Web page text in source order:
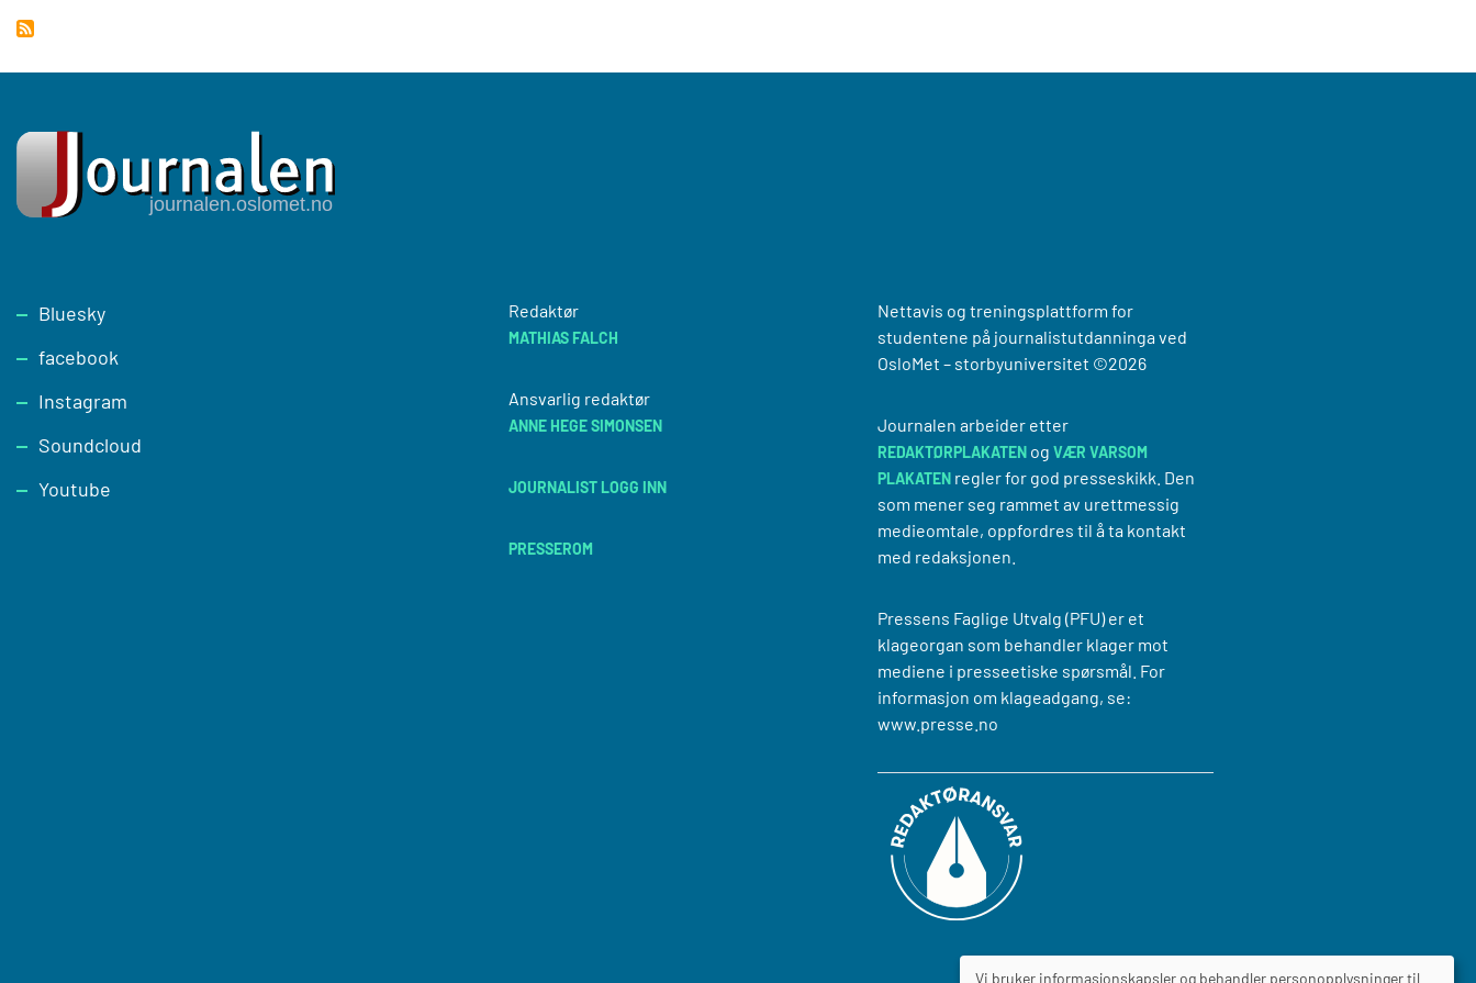
Footer
Bluesky
facebook
Instagram
Soundcloud
Youtube
Redaktør
MATHIAS FALCH
Ansvarlig redaktør
ANNE HEGE SIMONSEN
JOURNALIST LOGG INN
PRESSEROM
Nettavis og treningsplattform for
studentene på journalistutdanninga ved
OsloMet – storbyuniversitet ©2026
Journalen arbeider etter
REDAKTØRPLAKATENog VÆR VARSOM
PLAKATENregler for god presseskikk. Den
som mener seg rammet av urettmessig
medieomtale, oppfordres til å ta kontakt
med redaksjonen.
Pressens Faglige Utvalg (PFU) er et
klageorgan som behandler klager mot
mediene i presseetiske spørsmål. For
informasjon om klageadgang, se:
www.presse.no
Vi bruker informasjonskapsler og behandler personopplysninger til